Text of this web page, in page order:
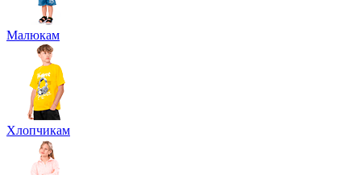
Малюкам
Хлопчикам